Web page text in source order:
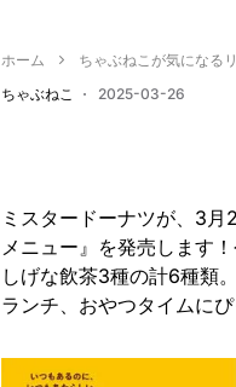
ホーム
ちゃぶねこが気になる
ちゃぶねこ
2025-03-26
ミスタードーナツが、3
メニュー』を発売します
しげな飲茶3種の計6種類
ランチ、おやつタイムにぴ